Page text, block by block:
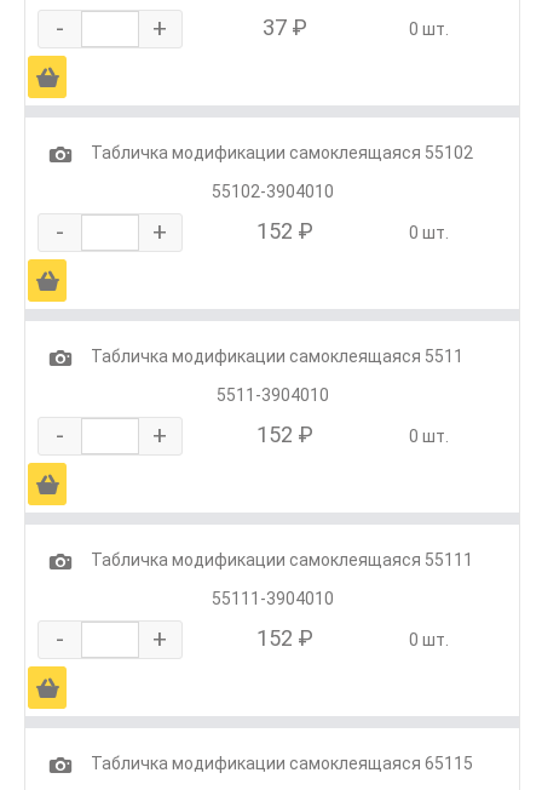
- + 37 ₽ 0 шт.
Ä
1
Табличка модификации самоклеящаяся 55102
55102-3904010
- + 152 ₽ 0 шт.
Ä
1
Табличка модификации самоклеящаяся 5511
5511-3904010
- + 152 ₽ 0 шт.
Ä
1
Табличка модификации самоклеящаяся 55111
55111-3904010
- + 152 ₽ 0 шт.
Ä
1
Табличка модификации самоклеящаяся 65115